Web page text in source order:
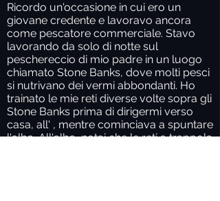
Ricordo un'occasione in cui ero un
giovane credente e lavoravo ancora
come pescatore commerciale. Stavo
lavorando da solo di notte sul
peschereccio di mio padre in un luogo
chiamato Stone Banks, dove molti pesci
si nutrivano dei vermi abbondanti. Ho
trainato le mie reti diverse volte sopra gli
Stone Banks prima di dirigermi verso
casa, all' , mentre cominciava a spuntare
l'alba. All'alba, notai che le reti a trappola